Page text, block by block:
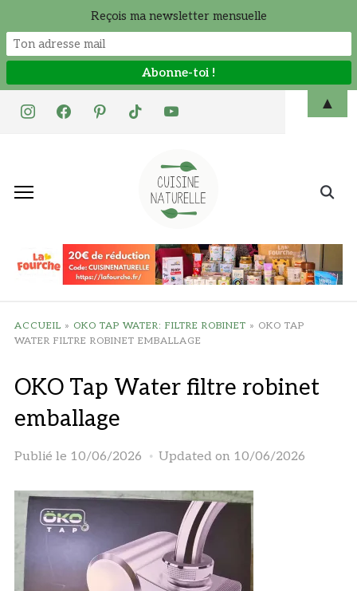
instagramfacebookpinteresttiktok youtube
Search
ACCUEIL » OKO TAP WATER: FILTRE ROBINET » OKO TAP
WATER FILTRE ROBINET EMBALLAGE
OKO Tap Water filtre robinet
emballage
Publié le 10/06/2026 Updated on 10/06/2026
Reçois ma newsletter mensuelle
▲